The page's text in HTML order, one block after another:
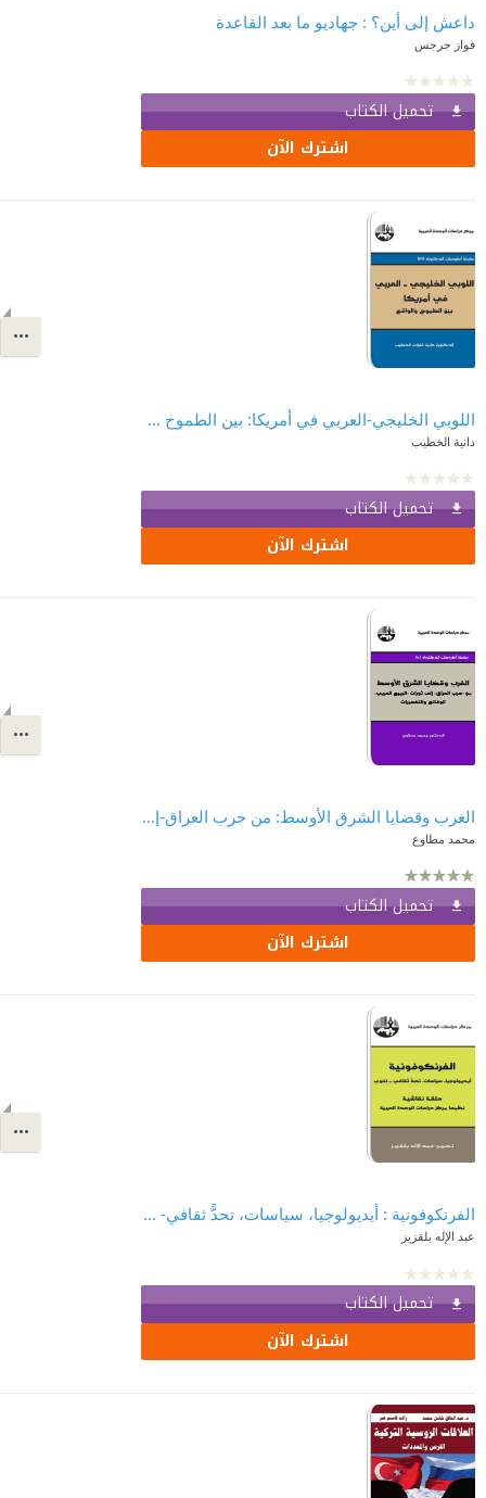
داعش إلى أين؟ : جهاديو ما بعد القاعدة
فواز جرجس
تحميل الكتاب
اشترك الآن
اللوبي الخليجي-العربي في أمريكا: بين الطموح والواقع
دانية الخطيب
تحميل الكتاب
اشترك الآن
الغرب وقضايا الشرق الأوسط: من حرب العراق-إلى ثورات الربيع العربي الوقائع والتفسيرات
محمد مطاوع
تحميل الكتاب
اشترك الآن
الفرنكوفونية : أيديولوجيا، سياسات، تحدًّ ثقافي- لغوي
عبد الإله بلقزيز
تحميل الكتاب
اشترك الآن